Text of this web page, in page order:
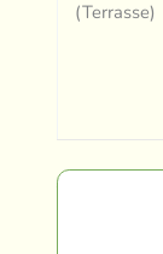
(Terrasse)